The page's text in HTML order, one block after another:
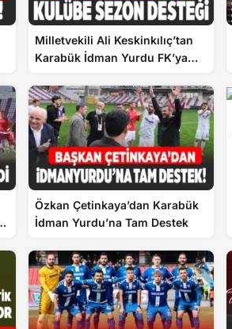
Milletvekili Ali Keskinkılıç’tan
Karabük İdman Yurdu FK’ya
Özkan Çetinkaya’dan Karabük
İdman Yurdu’na Tam Destek